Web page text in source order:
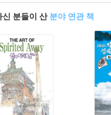
신 분들이 산 분야 연관 책